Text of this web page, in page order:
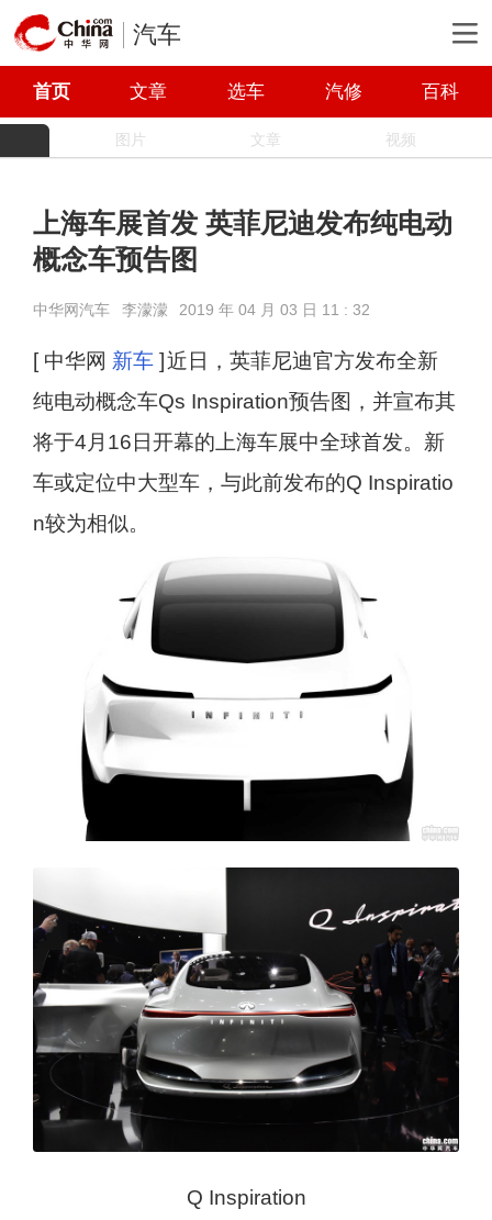
汽车
首页 文章 选车 汽修 百科
图片 文章 视频
上海车展首发 英菲尼迪发布纯电动
概念车预告图
中华网汽车 李濛濛 2019 年 04 月 03 日 11 : 32
[ 中华网 新车] 近日，英菲尼迪官方发布全新
纯电动概念车Qs Inspiration预告图，并宣布其
将于4月16日开幕的上海车展中全球首发。新
车或定位中大型车，与此前发布的Q Inspiratio
n较为相似。
Q Inspiration